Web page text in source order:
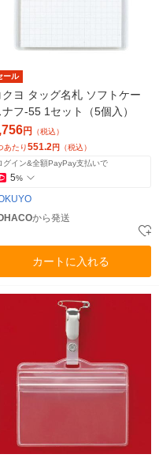
ール
クヨ タッグ名札 ソフトケー
ナフ-55 1セット（5個入）
円 （税込）
あたり551.2 円 （税込）
グイン&全額PayPay支払いで
5%
から発送
カートに入れる